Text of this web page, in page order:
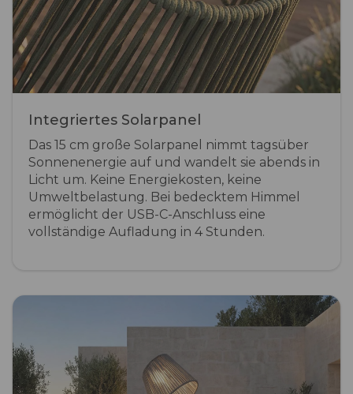
Integriertes Solarpanel
Das 15 cm große Solarpanel nimmt tagsüber
Sonnenenergie auf und wandelt sie abends in
Licht um. Keine Energiekosten, keine
Umweltbelastung. Bei bedecktem Himmel
ermöglicht der USB-C-Anschluss eine
vollständige Aufladung in 4 Stunden.